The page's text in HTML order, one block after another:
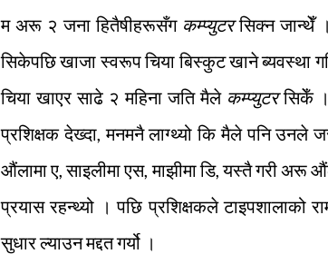
म अरू २ जना हितैषीहरूसँग कम्प्युटरसिक्न जान्थेँ
सिकेपछि खाजा स्वरूप चिया बिस्कुट खाने ब्यवस्था
चिया खाएर साढे २ महिना जति मैले कम्प्युटरसिकेँ ।
प्रशिक्षक देख्दा, मनमनै लाग्थ्यो कि मैले पनि उनले
औंलामा ए, साइलीमा एस, माझीमा डि, यस्तै गरी
प्रयास रहन्थ्यो । पछि प्रशिक्षकले
सुधार ल्याउन मद्दत गर्यो ।